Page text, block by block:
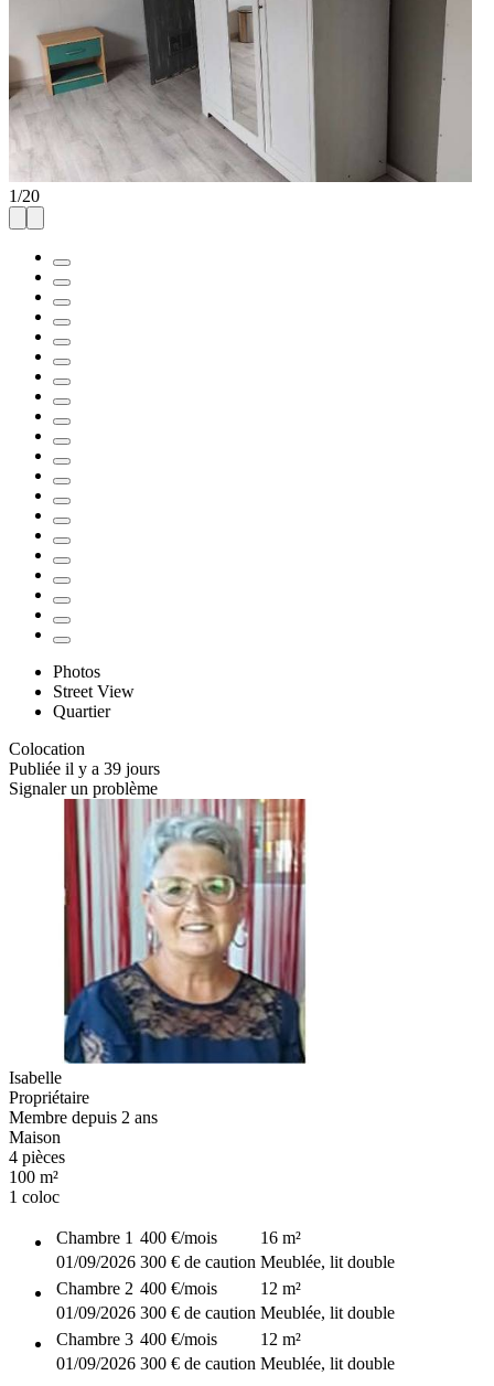
1/20
Photos
Street View
Quartier
Colocation
Publiée il y a 39 jours
Signaler un problème
Isabelle
Propriétaire
Membre depuis 2 ans
Maison
4 pièces
100 m²
1 coloc
Chambre 1 400 €/mois 16 m²
01/09/2026 300 € de caution Meublée, lit double
Chambre 2 400 €/mois 12 m²
01/09/2026 300 € de caution Meublée, lit double
Chambre 3 400 €/mois 12 m²
01/09/2026 300 € de caution Meublée, lit double